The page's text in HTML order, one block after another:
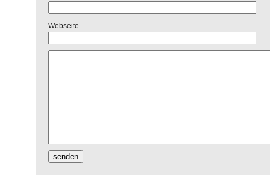
Webseite